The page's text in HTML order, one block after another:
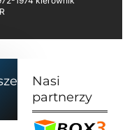
Nasi
partnerzy